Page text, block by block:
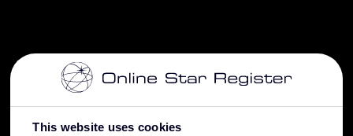
This website uses cookies